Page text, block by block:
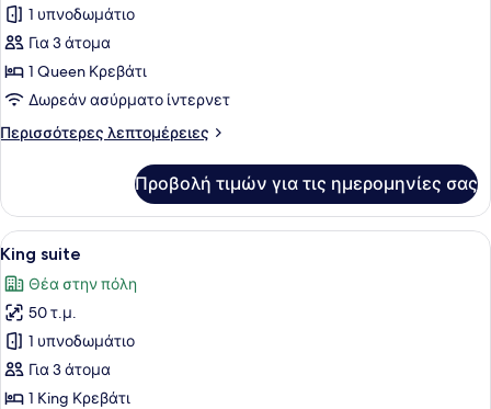
φωτογραφιών
για
Suite
1 υπνοδωμάτιο
Για 3 άτομα
1 Queen Κρεβάτι
Δωρεάν ασύρματο ίντερνετ
Περισσότερες λεπτομέρειες
Περισσότερες
Προβολή τιμών για τις ημερομηνίες σας
Προβολή
όλων
των
φωτογραφιών
για
King
suite
Ένα δωμάτιο με ρουστίκ
14
King suite
Θέα στην πόλη
50 τ.μ.
1 υπνοδωμάτιο
Για 3 άτομα
1 King Κρεβάτι